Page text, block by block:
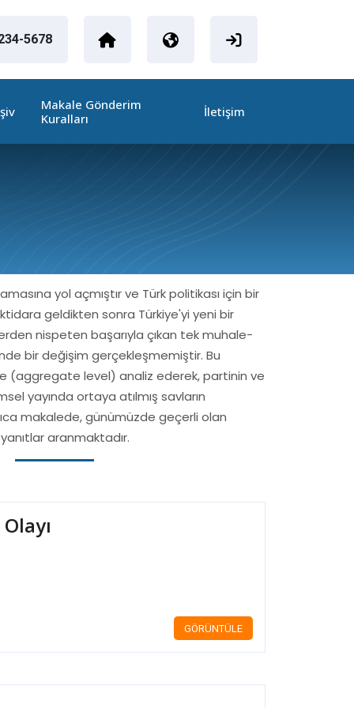
5678
Makale Gönderim
Kuralları
İletişim
yol açmıştır ve Türk politikası için bir
geldikten sonra Türkiye'yi yeni bir
nispeten başarıyla çıkan tek muhale-
bir değişim gerçekleşmemiştir. Bu
(aggregate level) analiz ederek, partinin ve
yayında ortaya atılmış savların
makalede, günümüzde geçerli olan
aranmaktadır.
GÖRÜNTÜLE